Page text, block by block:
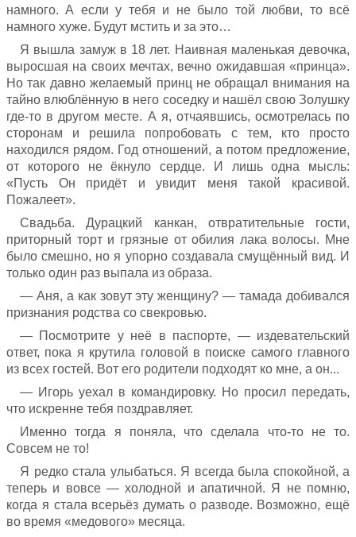
намного. А если у тебя и не было той любви, то всё
намного хуже. Будут мстить и за это…
Я вышла замуж в 18 лет. Наивная маленькая девочка,
выросшая на своих мечтах, вечно ожидавшая «принца».
Но так давно желаемый принц не обращал внимания на
тайно влюблённую в него соседку и нашёл свою Золушку
где-то в другом месте. А я, отчаявшись, осмотрелась по
сторонам и решила попробовать с тем, кто просто
находился рядом. Год отношений, а потом предложение,
от которого не ёкнуло сердце. И лишь одна мысль:
«Пусть Он придёт и увидит меня такой красивой.
Пожалеет».
Свадьба. Дурацкий канкан, отвратительные гости,
приторный торт и грязные от обилия лака волосы. Мне
было смешно, но я упорно создавала смущённый вид. И
только один раз выпала из образа.
— Аня, а как зовут эту женщину? — тамада добивался
признания родства со свекровью.
— Посмотрите у неё в паспорте, — издевательский
ответ, пока я крутила головой в поиске самого главного
из всех гостей. Вот его родители подходят ко мне, а он...
— Игорь уехал в командировку. Но просил передать,
что искренне тебя поздравляет.
Именно тогда я поняла, что сделала что-то не то.
Совсем не то!
Я редко стала улыбаться. Я всегда была спокойной, а
теперь и вовсе — холодной и апатичной. Я не помню,
когда я стала всерьёз думать о разводе. Возможно, ещё
во время «медового» месяца.